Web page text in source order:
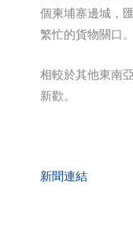
個柬埔寨邊城，
繁忙的貨物關口。
相較於其他東南
新歡。
新聞連結